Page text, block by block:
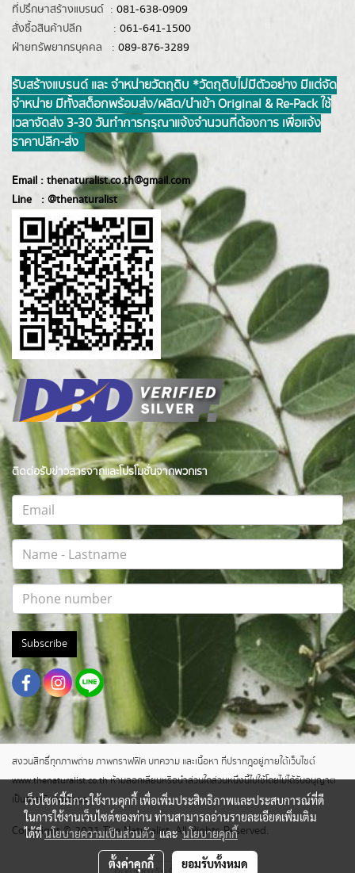
ที่ปรึกษาสร้างแบรนด์ : 081-638-0909
สั่งซื้อสินค้าปลีก : 061-641-1500
ฝ่ายทรัพยากรบุคคล : 089-876-3289
รับสร้างแบรนด์ และ จำหน่ายวัตถุดิบ *วัตถุดิบไม่มีตัวอย่าง มีแต่จัด
จำหน่าย มีทั้งสต็อกพร้อมส่ง/ผลิต/นำเข้า Original & Re-Pack ใช้
เวลาจัดส่ง 3-30 วันทำการ กรุณาแจ้งจำนวนที่ต้องการ เพื่อแจ้ง
ราคาปลีก-ส่ง
Email : thenaturalist.co.th@gmail.com
Line : @thenaturalist
ติดต่อรับข่าวสารจากและโปรโมชั่นจากพวกเรา
Subscribe
สงวนสิทธิ์ทุกภาพถ่าย ภาพกราฟฟิค บทความ และเนื้อหา ที่ปรากฎอยู่ภายใต้เว็บไซต์
www.thenaturalist.co.th ห้ามลอกเลียนหรือนำส่วนใดส่วนหนึ่งนี้ไปใช้โดยไม่ได้รับอนุญาต
เป็นลายลักษณ์อักษร
Copyright © 2021 The Naturalist. All Rights Reserved.
เว็บไซต์นี้มีการใช้งานคุกกี้ เพื่อเพิ่มประสิทธิภาพและประสบการณ์ที่ดี
ในการใช้งานเว็บไซต์ของท่าน ท่านสามารถอ่านรายละเอียดเพิ่มเติม
ได้ที่นโยบายความเป็นส่วนตัวและนโยบายคุกกี้
ตั้งค่าคุกกี้ ยอมรับทั้งหมด